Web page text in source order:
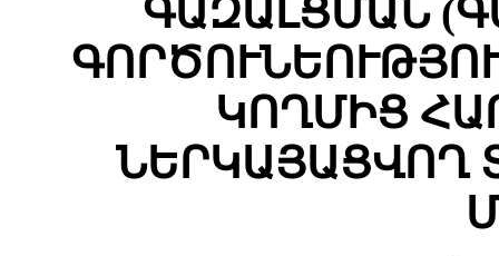
ԳԱԶԱԼՑՄԱՆ
ԿՈՂՄԻՑ
ՆԵՐԿԱՅԱՑՎՈՂ